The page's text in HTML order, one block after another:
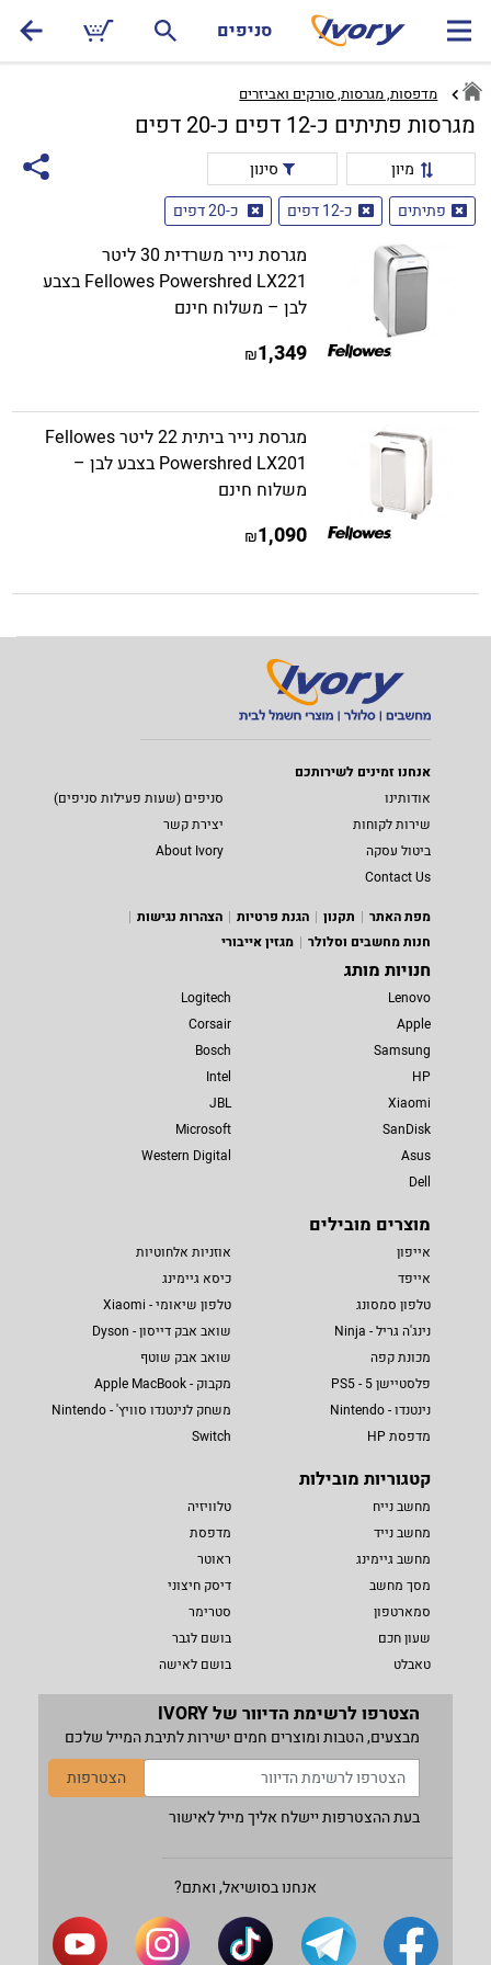
סניפים
מדפסות, מגרסות, סורקים ואביזרים
מגרסות פתיתים כ-12 דפים כ-20 דפים
מיון
סינון
פתיתים
כ-12 דפים כ-20 דפים
מגרסת נייר משרדית 30 ליטר
Fellowes Powershred LX221 בצבע
לבן – משלוח חינם
1,349
₪
מגרסת נייר ביתית 22 ליטר Fellowes
Powershred LX201 בצבע לבן –
משלוח חינם
1,090
₪
אנחנו זמינים לשירותכם
אודותינו
סניפים (שעות פעילות סניפים)
שירות לקוחות
יצירת קשר
ביטול עסקה
About Ivory
Contact Us
מפת האתר
תקנון הגנת פרטיות
הצהרות נגישות
חנות מחשבים וסלולר
מגזין אייבורי
חנויות מותג
Lenovo
Apple
Samsung
HP
Xiaomi
SanDisk
Asus
Dell
Logitech
Corsair
Bosch
Intel
JBL
Microsoft
Western Digital
מוצרים מובילים
אייפון
אייפד
טלפון סמסונג
נינג'ה גריל - Ninja
מכונת קפה
פלסטיישן 5 - PS5
נינטנדו - Nintendo
מדפסת HP
אוזניות אלחוטיות
כיסא גיימינג
טלפון שיאומי - Xiaomi
שואב אבק דייסון - Dyson
שואב אבק שוטף
מקבוק - Apple MacBook
משחק לנינטנדו סוויץ' - Nintendo
Switch
קטגוריות מובילות
מחשב נייח
מחשב נייד
מחשב גיימינג
מסך מחשב
סמארטפון
שעון חכם
טאבלט
טלוויזיה
מדפסת
ראוטר
דיסק חיצוני
סטרימר
בושם לגבר
בושם לאישה
הצטרפו לרשימת הדיוור של IVORY
מבצעים, הטבות ומוצרים חמים ישירות לתיבת המייל שלכם
הצטרפות
בעת ההצטרפות יישלח אליך מייל לאישור
אנחנו בסושיאל, ואתם?